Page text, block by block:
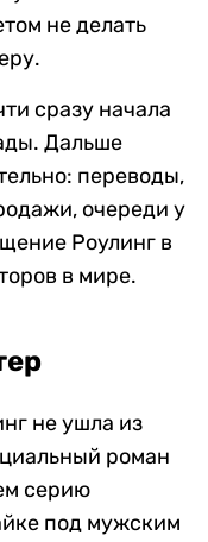
не делать
сразу начала
Дальше
переводы,
очереди у
Роулинг в
в мире.
не ушла из
роман
серию
под мужским